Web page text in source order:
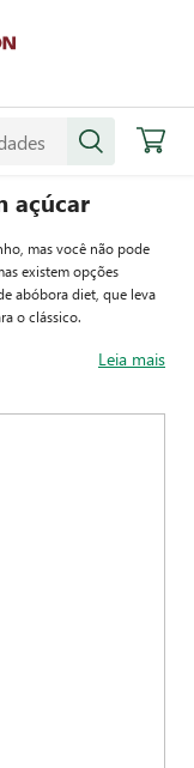
açúcar
mas você não pode
existem opções
abóbora diet, que leva
o clássico.
e com bastanteLeia mais